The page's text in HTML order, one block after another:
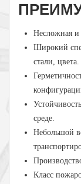
Несложная и
Широкий
стали, цвета.
среде.
Небольшой
Класс